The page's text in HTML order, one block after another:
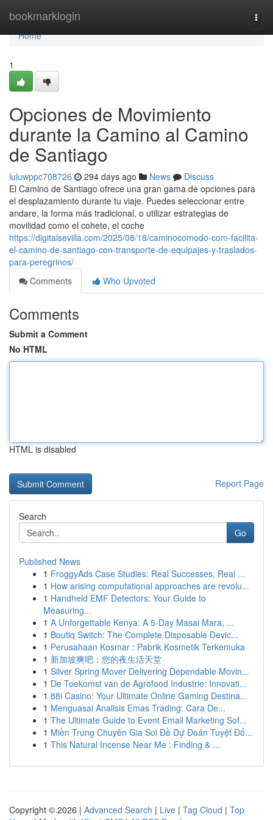
bookmarklogin
Home
Home
1
Opciones de Movimiento
durante la Camino al Camino
de Santiago
luluwppc708726 294 days ago News
Discuss
El Camino de Santiago ofrece una gran gama de opciones para
el desplazamiento durante tu viaje. Puedes seleccionar entre
andare, la forma más tradicional, o utilizar estrategias de
movilidad como el cohete, el coche
https://digitalsevilla.com/2025/08/18/caminocomodo-com-facilita-
el-camino-de-santiago-con-transporte-de-equipajes-y-traslados-
para-peregrinos/
Comments
Who Upvoted
Comments
Submit a Comment
No HTML
HTML is disabled
Report Page
Search
Go
Published News
1 FroggyAds Case Studies: Real Successes, Real ...
1 How arising computational approaches are revolu...
1 Handheld EMF Detectors: Your Guide to
Measuring...
1 A Unforgettable Kenya: A 5-Day Masai Mara, ...
1 Boutiq Switch: The Complete Disposable Devic...
1 Perusahaan Kosmar : Pabrik Kosmetik Terkemuka
1 新加坡爽吧：您的夜生活天堂
1 Silver Spring Mover Delivering Dependable Movin...
1 De Toekomst van de Agrofood Industrie: Innovati...
1 88i Casino: Your Ultimate Online Gaming Destina...
1 Menguasai Analisis Emas Trading: Cara De...
1 The Ultimate Guide to Event Email Marketing Sof...
1 Miền Trung Chuyên Gia Soi Đề Dự Đoán Tuyệt Đố...
1 This Natural Incense Near Me : Finding & ...
Copyright © 2026 | Advanced Search | Live | Tag Cloud | Top